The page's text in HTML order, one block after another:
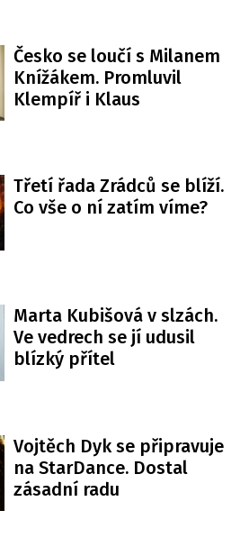
Česko se loučí s Milanem
Knížákem. Promluvil
Klempíř i Klaus
Třetí řada Zrádců se blíží.
Co vše o ní zatím víme?
Marta Kubišová v slzách.
Ve vedrech se jí udusil
blízký přítel
Vojtěch Dyk se připravuje
na StarDance. Dostal
zásadní radu